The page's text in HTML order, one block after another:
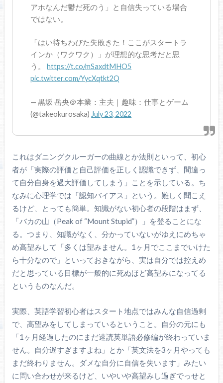
アホなんだ鬱だ死のう」と自信失っている場合
ではない。
「はい待ちわびた失敗きた！ここがスタートラ
インか（ワクワク）」が理想的な思考だと思
う。https://t.co/mSaxdtMHO5
pic.twitter.com/YycXqtkt2Q
— 黒坂 岳央＠本業：主夫｜趣味：仕事とゲーム
(@takeokurosaka) July 23, 2022
これはダニングクルーガーの曲線とか法則といって、初心
者が「実際の評価と自己評価を正しく認識できず、間違っ
て自分自身を過大評価してしまう」ことを示している。ち
なみに心理学では「認知バイアス」という。難しく聞こえ
るけど、とっても簡単。知識がない初心者の段階はまず、
「バカの山（Peak of “Mount Stupid”）」を登ることにな
る。つまり、知識がなく、分かっていないがゆえにめちゃ
め高望みして「多くは望みません。1ヶ月でここまでいけた
ら十分なので」といっておきながら、実は自分では控えめ
だと思っている目標が一般的に死ぬほど高望みになってる
というものなんだ。
実際、英語学習初心者はスタート地点ではみんな自信過剰
で、高望みをしてしまっているということ。自分の元にも
「1ヶ月経過したのにまだ速読英単語必修編が終わっていま
せん。自分遅すぎますよね」とか「英文法を3ヶ月やっても
まだ終わりません。ダメな自分に自信を失います」みたい
に問い合わせが来るけど、いやいや高望みし過ぎでっせと